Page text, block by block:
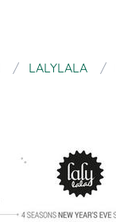
LALYLALA